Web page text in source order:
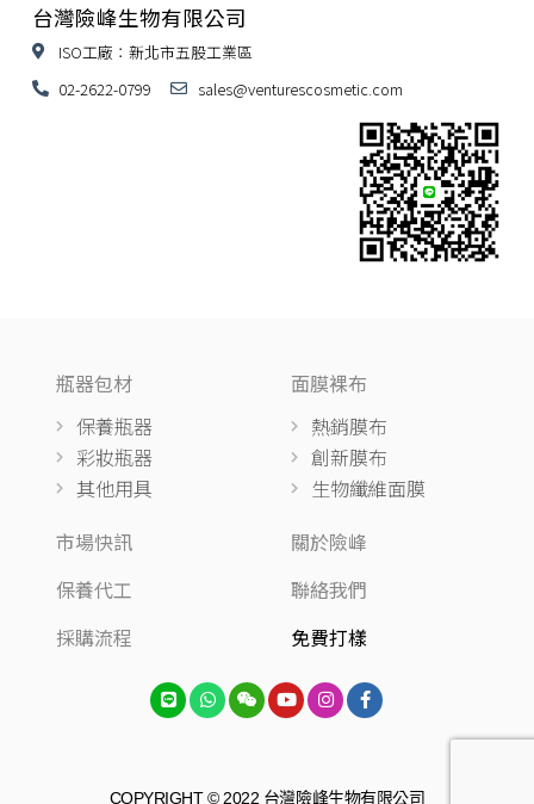
台灣險峰生物有限公司
ISO工廠：新北市五股工業區
02-2622-0799
sales@venturescosmetic.com
瓶器包材
保養瓶器
彩妝瓶器
其他用具
面膜裸布
熱銷膜布
創新膜布
生物纖維面膜
市場快訊
保養代工
採購流程
關於險峰
聯絡我們
免費打樣
COPYRIGHT © 2022 台灣險峰生物有限公司